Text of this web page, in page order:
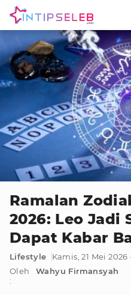
Ramalan
2026: Leo Jadi
Dapat Kabar
Lifestyle
Kamis, 21 Mei
Oleh
:
Wahyu Firmansyah